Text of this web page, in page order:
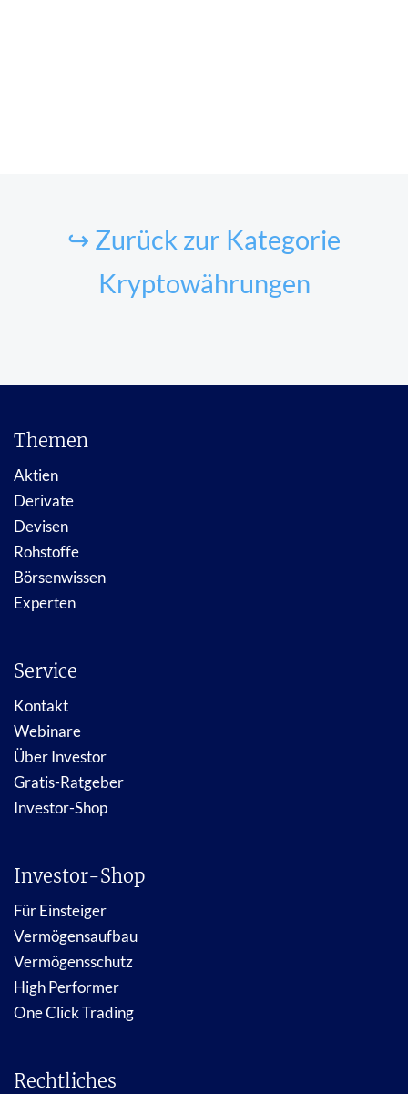
↪ Zurück zur Kategorie
Kryptowährungen
Themen
Aktien
Derivate
Devisen
Rohstoffe
Börsenwissen
Experten
Service
Kontakt
Webinare
Über Investor
Gratis-Ratgeber
Investor-Shop
Investor-Shop
Für Einsteiger
Vermögensaufbau
Vermögensschutz
High Performer
One Click Trading
Rechtliches